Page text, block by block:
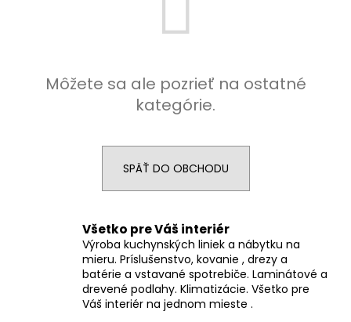
Môžete sa ale pozrieť na ostatné
kategórie.
SPÄŤ DO OBCHODU
Všetko pre Váš interiér
Výroba kuchynských liniek a nábytku na
mieru. Príslušenstvo, kovanie , drezy a
batérie a vstavané spotrebiče. Laminátové a
drevené podlahy. Klimatizácie. Všetko pre
Váš interiér na jednom mieste .